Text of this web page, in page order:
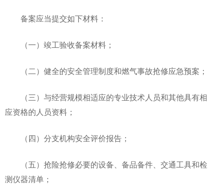
备案应当提交如下材料：
（一）竣工验收备案材料；
（二）健全的安全管理制度和燃气事故抢修应急预案；
（三）与经营规模相适应的专业技术人员和其他具有相
应资格的人员资料；
（四）分支机构安全评价报告；
（五）抢险抢修必要的设备、备品备件、交通工具和检
测仪器清单；